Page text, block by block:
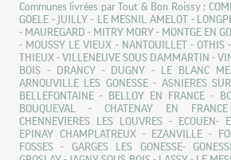
Communes livrées par Tout & Bon Roissy :
GOELE - JUILLY - LE MESNIL AMELOT -
- MAUREGARD - MITRY MORY - MONTGE EN
- MOUSSY LE VIEUX - NANTOUILLET - OTHIS
THIEUX - VILLENEUVE SOUS DAMMARTIN -
BOIS - DRANCY - DUGNY - LE BLANC
ARNOUVILLE LES GONESSE - ASNIERES
BELLEFONTAINE - BELLOY EN FRANCE -
BOUQUEVAL - CHATENAY EN
CHENNEVIERES LES LOUVRES - ECOUEN-
EPINAY CHAMPLATREUX - EZANVILLE -
FOSSES - GARGES LES GONESSE-